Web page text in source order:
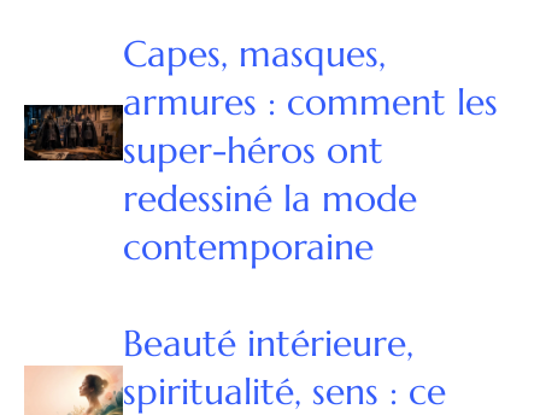
Capes, masques,
armures : comment les
super-héros ont
redessiné la mode
contemporaine
Beauté intérieure,
spiritualité, sens : ce